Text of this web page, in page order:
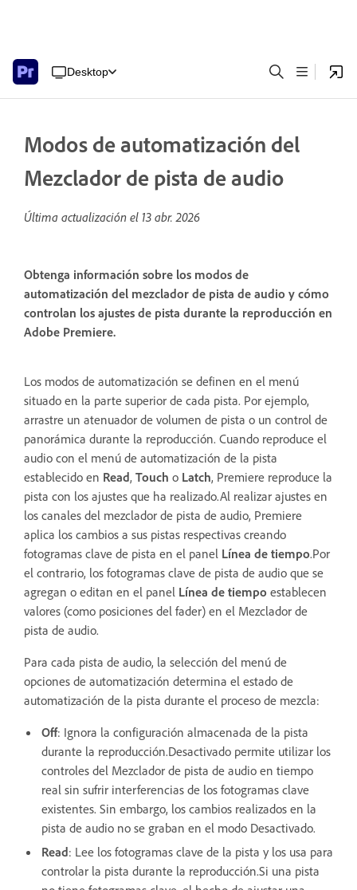
Desktop
Modos de automatización del
Mezclador de pista de audio
Última actualización el 13 abr. 2026
Obtenga información sobre los modos de
automatización del mezclador de pista de audio y cómo
controlan los ajustes de pista durante la reproducción en
Adobe Premiere.
Los modos de automatización se definen en el menú
situado en la parte superior de cada pista. Por ejemplo,
arrastre un atenuador de volumen de pista o un control de
panorámica durante la reproducción. Cuando reproduce el
audio con el menú de automatización de la pista
establecido en Read, Touch o Latch, Premiere reproduce la
pista con los ajustes que ha realizado.Al realizar ajustes en
los canales del mezclador de pista de audio, Premiere
aplica los cambios a sus pistas respectivas creando
fotogramas clave de pista en el panel Línea de tiempo.Por
el contrario, los fotogramas clave de pista de audio que se
agregan o editan en el panel Línea de tiempo establecen
valores (como posiciones del fader) en el Mezclador de
pista de audio.
Para cada pista de audio, la selección del menú de
opciones de automatización determina el estado de
automatización de la pista durante el proceso de mezcla:
Off: Ignora la configuración almacenada de la pista
durante la reproducción.Desactivado permite utilizar los
controles del Mezclador de pista de audio en tiempo
real sin sufrir interferencias de los fotogramas clave
existentes. Sin embargo, los cambios realizados en la
pista de audio no se graban en el modo Desactivado.
Read: Lee los fotogramas clave de la pista y los usa para
controlar la pista durante la reproducción.Si una pista